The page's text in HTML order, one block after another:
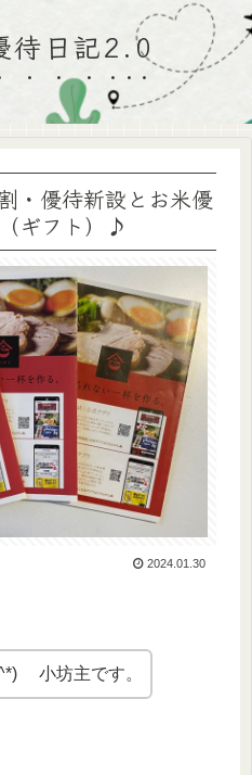
待日記2.0
・優待新設とお米優
ギフト）♪
2024.01.30
小坊主です。